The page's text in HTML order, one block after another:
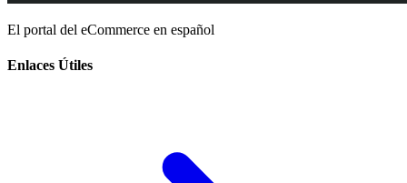
El portal del eCommerce en español
Enlaces Útiles